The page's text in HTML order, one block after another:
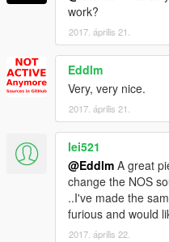
Sign the petition for the
Link
Enjoy! :D
YOU DO NOT HAVE
ANY OTHER SITES!!!
work?
2017. április 21.
Eddlm
Very, very nice.
2017. április 21.
lei521
@Eddlm A great
change the NOS
..I've made the
furious and would
2017. április 22.